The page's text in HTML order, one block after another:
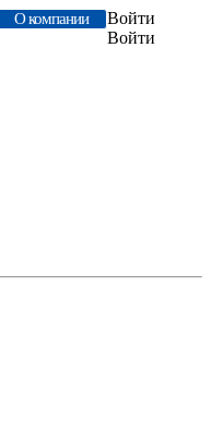
О компании
Войти
Войти